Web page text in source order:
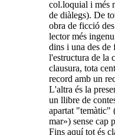
col.loquial i més
de diàlegs). De
obra de ficció
lector més
dins i una des de
l'estructura de la
clausura, tota
record amb un
L'altra és la
un llibre de
apartat "temàtic"
mar») sense cap
Fins aquí tot és